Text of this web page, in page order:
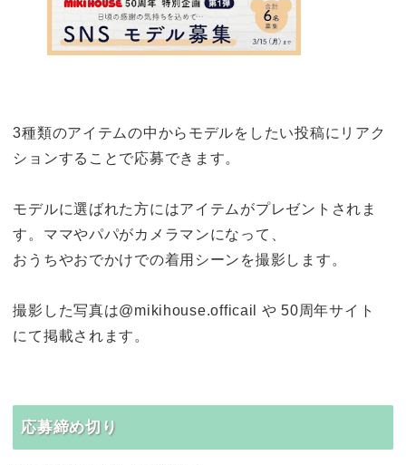
3種類のアイテムの中からモデルをしたい投稿にリアク
ションすることで応募できます。
モデルに選ばれた方にはアイテムがプレゼントされま
す。ママやパパがカメラマンになって、
おうちやおでかけでの着用シーンを撮影します。
撮影した写真は@mikihouse.officail や 50周年サイト
にて掲載されます。
応募締め切り